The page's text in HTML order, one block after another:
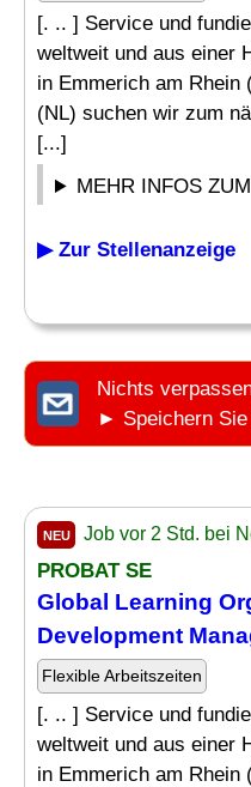
[. .. ] Service und
weltweit und aus einer
in Emmerich am Rhein
(NL) suchen wir zum
[...]
MEHR INFOS
▶ Zur Stellenanzeige
Nichts
► Speichern
NEU Job vor 2 Std. bei
PROBAT SE
Global Learning
Development
Flexible Arbeitszeiten
[. .. ] Service und
weltweit und aus einer
in Emmerich am Rhein